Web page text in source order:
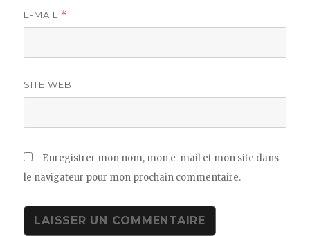
E-MAIL *
SITE WEB
Enregistrer mon nom, mon e-mail et mon site dans
le navigateur pour mon prochain commentaire.